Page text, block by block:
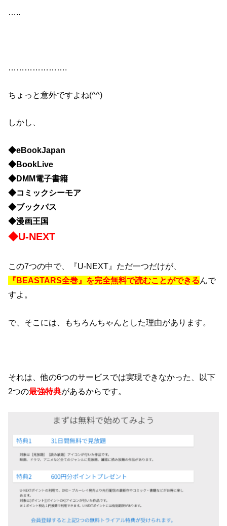
…..
………………….
ちょっと意外ですよね(^^)
しかし、
◆eBookJapan
◆BookLive
◆DMM電子書籍
◆コミックシーモア
◆ブックパス
◆漫画王国
◆U-NEXT
この7つの中で、『U-NEXT』ただ一つだけが、
『BEASTARS全巻』を完全無料で読むことができるんで
すよ。
で、そこには、もちろんちゃんとした理由があります。
それは、他の6つのサービスでは実現できなかった、以下
2つの最強特典があるからです。